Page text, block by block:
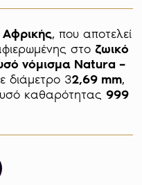
Αφρικής, που αποτελεί
στο ζωικό
νόμισμα Natura –
διάμετρο 32,69 mm,
καθαρότητας 999